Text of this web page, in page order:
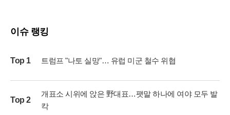
이슈 랭킹
Top 1 트럼프 "나토 실망"… 유럽 미군 철수 위협
Top 2
개표소 시위에 앉은 野대표…팻말 하나에 여야 모두 발
칵